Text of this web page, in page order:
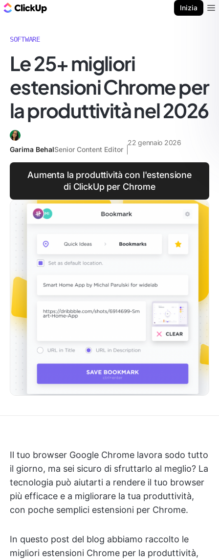
Inizia
SOFTWARE
Le 25+ migliori
estensioni Chrome per
la produttività nel 2026
Garima BehalSenior Content Editor
22 gennaio 2026
Aumenta la produttività con l'estensione
di ClickUp per Chrome
Il tuo browser Google Chrome lavora sodo tutto
il giorno, ma sei sicuro di sfruttarlo al meglio? La
tecnologia può aiutarti a rendere il tuo browser
più efficace e a migliorare la tua produttività,
con poche semplici estensioni per Chrome.
In questo post del blog abbiamo raccolto le
migliori estensioni Chrome per la produttività,